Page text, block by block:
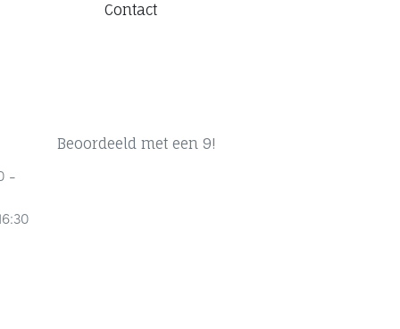
-
Beoordeeld met een 9!
Contact